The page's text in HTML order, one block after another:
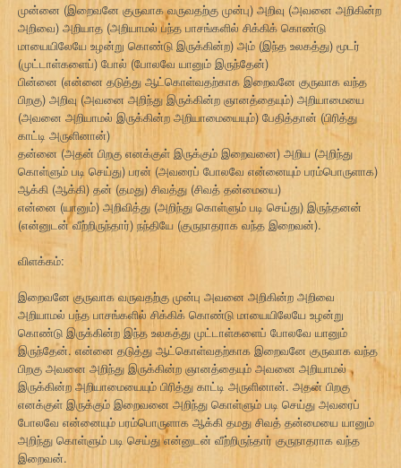
முன்னை (இறைவனே குருவாக வருவதற்கு முன்பு) அறிவு (அவனை அறிகின்ற
அறிவை) அறியாத (அறியாமல் பந்த பாசங்களில் சிக்கிக் கொண்டு
மாயையிலேயே உழன்று கொண்டு இருக்கின்ற) அம் (இந்த உலகத்து) மூடர்
(முட்டாள்களைப்) போல் (போலவே யானும் இருந்தேன்)
பின்னை (என்னை தடுத்து ஆட்கொள்வதற்காக இறைவனே குருவாக வந்த
பிறகு) அறிவு (அவனை அறிந்து இருக்கின்ற ஞானத்தையும்) அறியாமையை
(அவனை அறியாமல் இருக்கின்ற அறியாமையையும்) பேதித்தான் (பிரித்து
காட்டி அருளினான்)
தன்னை (அதன் பிறகு எனக்குள் இருக்கும் இறைவனை) அறிய (அறிந்து
கொள்ளும் படி செய்து) பரன் (அவரைப் போலவே என்னையும் பரம்பொருளாக)
ஆக்கி (ஆக்கி) தன் (தமது) சிவத்து (சிவத் தன்மையை)
என்னை (யானும்) அறிவித்து (அறிந்து கொள்ளும் படி செய்து) இருந்தனன்
(என்னுடன் வீற்றிருந்தார்) நந்தியே (குருநாதராக வந்த இறைவன்).
விளக்கம்:
இறைவனே குருவாக வருவதற்கு முன்பு அவனை அறிகின்ற அறிவை
அறியாமல் பந்த பாசங்களில் சிக்கிக் கொண்டு மாயையிலேயே உழன்று
கொண்டு இருக்கின்ற இந்த உலகத்து முட்டாள்களைப் போலவே யானும்
இருந்தேன். என்னை தடுத்து ஆட்கொள்வதற்காக இறைவனே குருவாக வந்த
பிறகு அவனை அறிந்து இருக்கின்ற ஞானத்தையும் அவனை அறியாமல்
இருக்கின்ற அறியாமையையும் பிரித்து காட்டி அருளினான். அதன் பிறகு
எனக்குள் இருக்கும் இறைவனை அறிந்து கொள்ளும் படி செய்து அவரைப்
போலவே என்னையும் பரம்பொருளாக ஆக்கி தமது சிவத் தன்மையை யானும்
அறிந்து கொள்ளும் படி செய்து என்னுடன் வீற்றிருந்தார் குருநாதராக வந்த
இறைவன்.